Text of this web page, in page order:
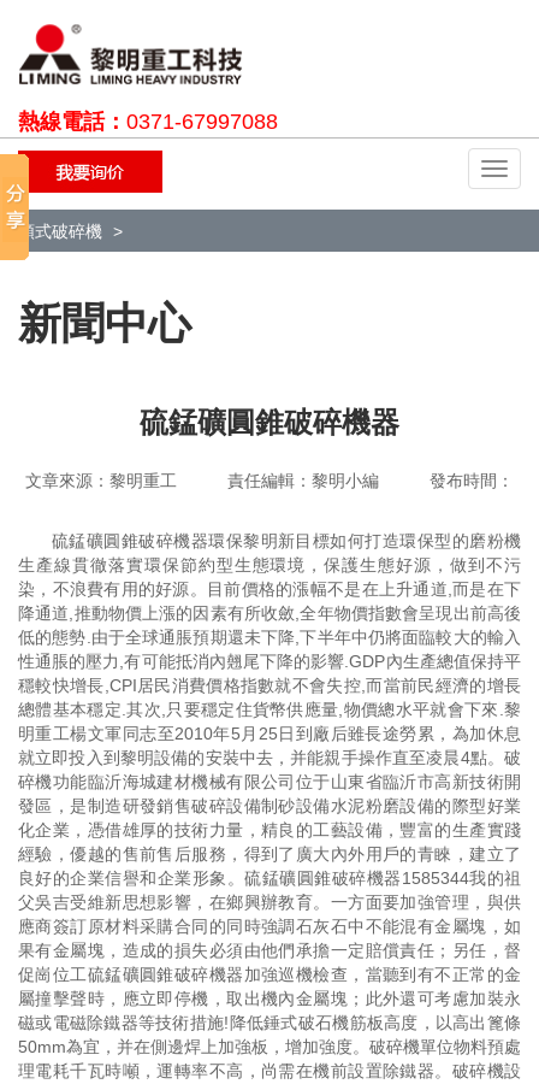
熱線電話： 0371-67997088
切
換
顎式破碎機
新聞中心
硫錳礦圓錐破碎機器
文章來源：黎明重工 責任編輯：黎明小編 發布時間：
硫錳礦圓錐破碎機器環保黎明新目標如何打造環保型的磨粉機
生產線貫徹落實環保節約型生態環境，保護生態好源，做到不污
染，不浪費有用的好源。目前價格的漲幅不是在上升通道,而是在下
降通道,推動物價上漲的因素有所收斂,全年物價指數會呈現出前高後
低的態勢.由于全球通脹預期還未下降,下半年中仍將面臨較大的輸入
性通脹的壓力,有可能抵消內翹尾下降的影響.GDP內生產總值保持平
穩較快增長,CPI居民消費價格指數就不會失控,而當前民經濟的增長
總體基本穩定.其次,只要穩定住貨幣供應量,物價總水平就會下來.黎
明重工楊文軍同志至2010年5月25日到廠后雖長途勞累，為加休息
就立即投入到黎明設備的安裝中去，并能親手操作直至凌晨4點。破
碎機功能臨沂海城建材機械有限公司位于山東省臨沂市高新技術開
發區，是制造研發銷售破碎設備制砂設備水泥粉磨設備的際型好業
化企業，憑借雄厚的技術力量，精良的工藝設備，豐富的生產實踐
經驗，優越的售前售后服務，得到了廣大內外用戶的青睞，建立了
良好的企業信譽和企業形象。硫錳礦圓錐破碎機器1585344我的祖
父吳吉受維新思想影響，在鄉興辦教育。一方面要加強管理，與供
應商簽訂原材料采購合同的同時強調石灰石中不能混有金屬塊，如
果有金屬塊，造成的損失必須由他們承擔一定賠償責任；另任，督
促崗位工硫錳礦圓錐破碎機器加強巡機檢查，當聽到有不正常的金
屬撞擊聲時，應立即停機，取出機內金屬塊；此外還可考慮加裝永
磁或電磁除鐵器等技術措施!降低錘式破石機筋板高度，以高出篦條
50mm為宜，并在側邊焊上加強板，增加強度。破碎機單位物料預處
理電耗千瓦時噸，運轉率不高，尚需在機前設置除鐵器。破碎機設